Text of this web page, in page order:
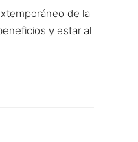
de la
y estar al